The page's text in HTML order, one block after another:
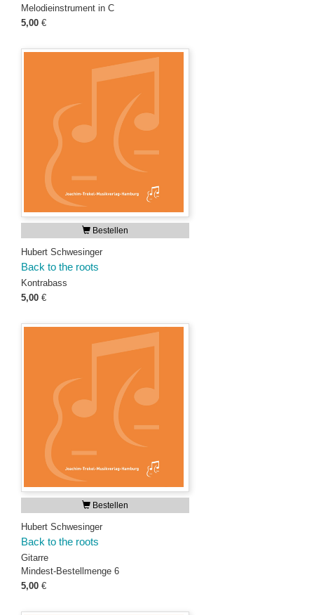
Melodieinstrument in C
5,00 €
Bestellen
Hubert Schwesinger
Back to the roots
Kontrabass
5,00 €
Bestellen
Hubert Schwesinger
Back to the roots
Gitarre
Mindest-Bestellmenge 6
5,00 €